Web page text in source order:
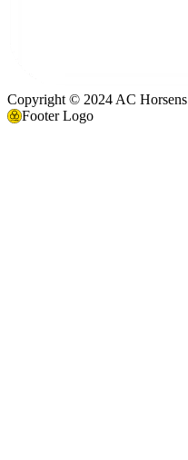
Copyright © 2024 AC Horsens
Footer Logo